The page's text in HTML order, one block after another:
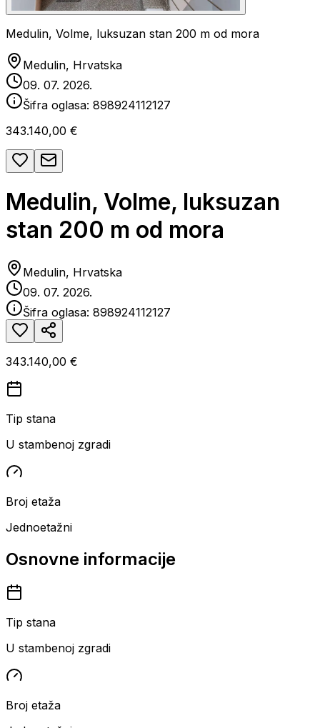
Medulin, Volme, luksuzan stan 200 m od mora
Medulin, Hrvatska
09. 07. 2026.
Šifra oglasa: 898924112127
343.140,00 €
Medulin, Volme, luksuzan
stan 200 m od mora
Medulin, Hrvatska
09. 07. 2026.
Šifra oglasa: 898924112127
343.140,00 €
Tip stana
U stambenoj zgradi
Broj etaža
Jednoetažni
Osnovne informacije
Tip stana
U stambenoj zgradi
Broj etaža